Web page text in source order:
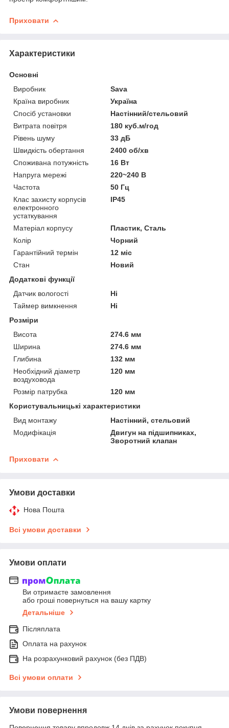
Приховати
Характеристики
Основні
Виробник
Sava
Країна виробник
Україна
Спосіб установки
Настінний/стельовий
Витрата повітря
180 куб.м/год
Рівень шуму
33 дБ
Швидкість обертання
2400 об/хв
Споживана потужність
16 Вт
Напруга мережі
220~240 В
Частота
50 Гц
Клас захисту корпусів
електронного
устаткування
IP45
Матеріал корпусу
Пластик, Сталь
Колір
Чорний
Гарантійний термін
12 міс
Стан
Новий
Додаткові функції
Датчик вологості
Ні
Таймер вимкнення
Ні
Розміри
Висота
274.6 мм
Ширина
274.6 мм
Глибина
132 мм
Необхідний діаметр
воздуховода
120 мм
Розмір патрубка
120 мм
Користувальницькі характеристики
Вид монтажу
Настінний, стельовий
Модифікація
Двигун на підшипниках,
Зворотний клапан
Приховати
Умови доставки
Нова Пошта
Всі умови доставки
Умови оплати
Ви отримаєте замовлення
або гроші повернуться на вашу картку
Детальніше
Післяплата
Оплата на рахунок
На розрахунковий рахунок (без ПДВ)
Всі умови оплати
Умови повернення